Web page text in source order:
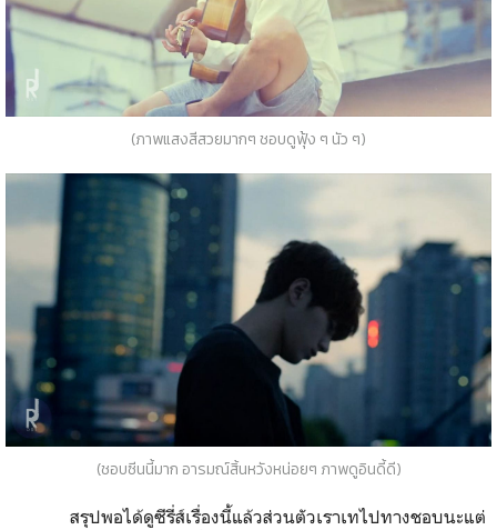
(ภาพแสงสีสวยมากๆ ชอบดูฟุ้ง ๆ นัว ๆ)
(ชอบซีนนี้มาก อารมณ์สิ้นหวังหน่อยๆ ภาพดูอินดี้ดี)
สรุปพอได้ดูซีรี่ส์เรื่องนี้แล้วส่วนตัวเราเทไปทางชอบนะแต่